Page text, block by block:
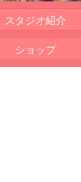
スタジオ紹介
ショップ